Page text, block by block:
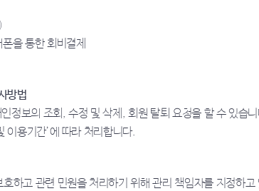
을 통한 회비결제
방법
정보의 조회, 수정 및 삭제, 회원 탈퇴 요청을 할 수 있습
이용기간’에 따라 처리합니다.
하고 관련 민원을 처리하기 위해 관리 책임자를 지정하